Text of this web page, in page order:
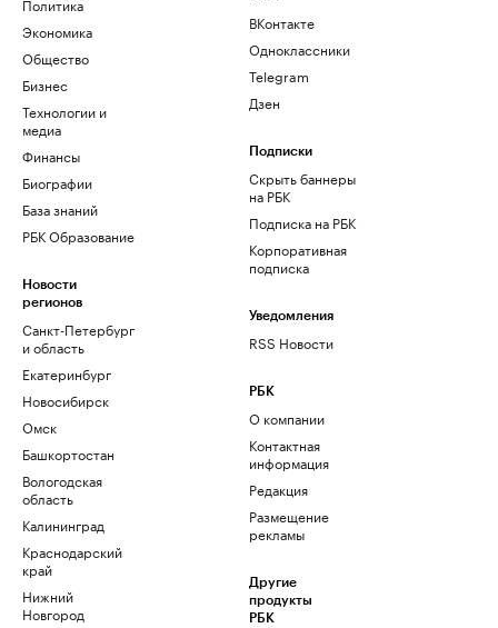
Экономика
Общество
Бизнес
Технологии и
медиа
Финансы
Биографии
База знаний
РБК Образование
Новости
регионов
Санкт-Петербург
и область
Екатеринбург
Новосибирск
Омск
Башкортостан
Вологодская
область
Калининград
Краснодарский
край
Нижний
Новгород
ВКонтакте
Одноклассники
Telegram
Дзен
Подписки
Скрыть баннеры
на РБК
Подписка на РБК
Корпоративная
подписка
Уведомления
RSS Новости
РБК
О компании
Контактная
информация
Редакция
Размещение
рекламы
Другие
продукты
РБК